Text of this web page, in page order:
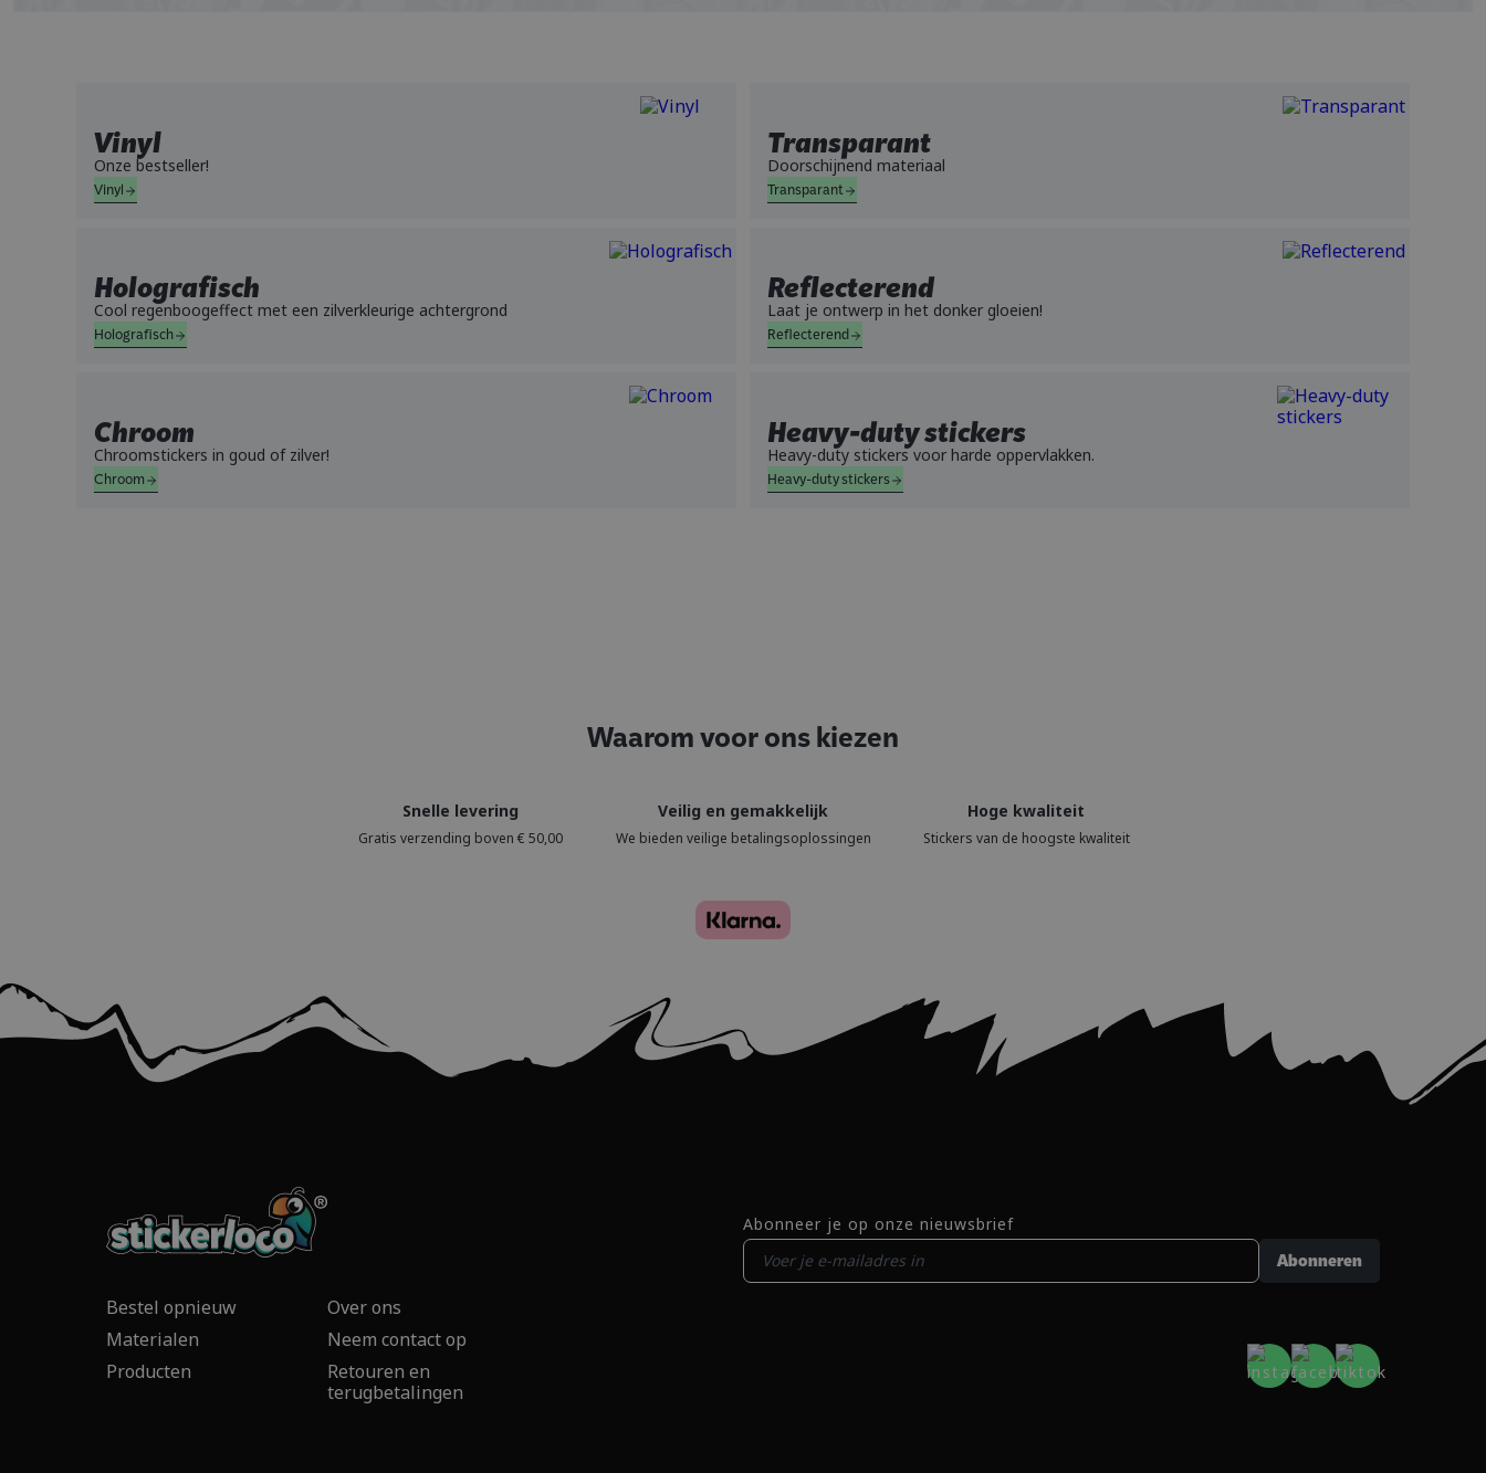
Vinyl
Onze bestseller!
Vinyl
Transparant
Doorschijnend materiaal
Transparant
Holografisch
Cool regenboogeffect met een zilverkleurige achtergrond
Holografisch
Reflecterend
Laat je ontwerp in het donker gloeien!
Reflecterend
Chroom
Chroomstickers in goud of zilver!
Chroom
Heavy-duty stickers
Heavy-duty stickers voor harde oppervlakken.
Heavy-duty stickers
Waarom voor ons kiezen
Snelle levering
Gratis verzending boven € 50,00
Veilig en gemakkelijk
We bieden veilige betalingsoplossingen
Hoge kwaliteit
Stickers van de hoogste kwaliteit
Bestel opnieuw
Materialen
Producten
Over ons
Neem contact op
Retouren en
terugbetalingen
Abonneer je op onze nieuwsbrief
Abonneren